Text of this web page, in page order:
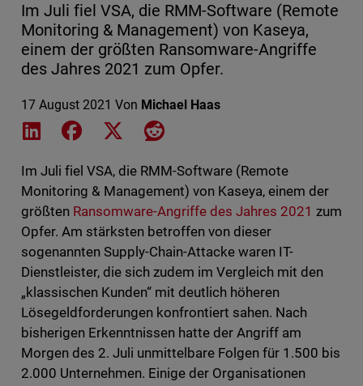
Im Juli fiel VSA, die RMM-Software (Remote
Monitoring & Management) von Kaseya,
einem der größten Ransomware-Angriffe
des Jahres 2021 zum Opfer.
17 August 2021 Von Michael Haas
Share on LinkedIn
Share on Facebook
Share on XShare on Reddit
Im Juli fiel VSA, die RMM-Software (Remote
Monitoring & Management) von Kaseya, einem der
größten Ransomware-Angriffe des Jahres 2021 zum
Opfer. Am stärksten betroffen von dieser
sogenannten Supply-Chain-Attacke waren IT-
Dienstleister, die sich zudem im Vergleich mit den
„klassischen Kunden“ mit deutlich höheren
Lösegeldforderungen konfrontiert sahen. Nach
bisherigen Erkenntnissen hatte der Angriff am
Morgen des 2. Juli unmittelbare Folgen für 1.500 bis
2.000 Unternehmen. Einige der Organisationen